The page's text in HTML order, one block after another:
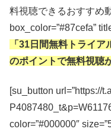
料視聴できるおすすめ
box_color=”#87cefa”
「31日間無料トライ
のポイントで無料視聴
[su_button url=”https://
color=”#000000″